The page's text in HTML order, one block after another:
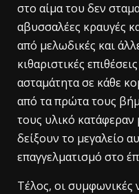
στο αίμα του δεν
αβυσσαλέες κραυγές
από μελωδικές και
κιθαριστικές
ασταμάτητα σε κάθε
από τα πρώτα τους
τους υλικό κατάφεραν
δείξουν το μεγαλείο
επαγγελματισμό στο
Τέλος, οι συμφωνικές